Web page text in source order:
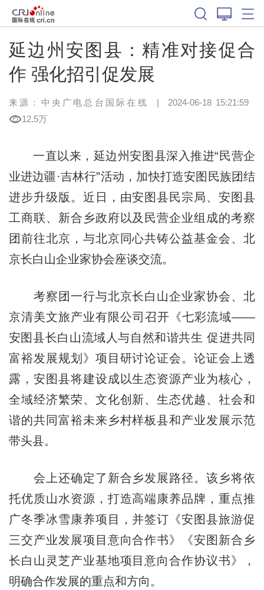
延边州安图县：精准对接促合
作 强化招引促发展
来源：中央广电总台国际在线 | 2024-06-18 15:21:59
12.5万
一直以来，延边州安图县深入推进“民营企
业进边疆·吉林行”活动，加快打造安图民族团结
进步升级版。近日，由安图县民宗局、安图县
工商联、新合乡政府以及民营企业组成的考察
团前往北京，与北京同心共铸公益基金会、北
京长白山企业家协会座谈交流。
考察团一行与北京长白山企业家协会、北
京清美文旅产业有限公司召开《七彩流域——
安图县长白山流域人与自然和谐共生 促进共同
富裕发展规划》项目研讨论证会。论证会上透
露，安图县将建设成以生态资源产业为核心，
全域经济繁荣、文化创新、生态优越、社会和
谐的共同富裕未来乡村样板县和产业发展示范
带头县。
会上还确定了新合乡发展路径。该乡将依
托优质山水资源，打造高端康养品牌，重点推
广冬季冰雪康养项目，并签订《安图县旅游促
三交产业发展项目意向合作书》《安图新合乡
长白山灵芝产业基地项目意向合作协议书》，
明确合作发展的重点和方向。